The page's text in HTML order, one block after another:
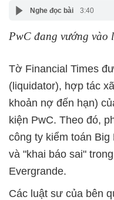
Nghe đọc bài 3:40
PwC đang vướng vào
Tờ Financial Times
(liquidator), hợp tác
khoản nợ đến hạn)
kiện PwC. Theo đó,
công ty kiểm toán
và "khai báo sai"
Evergrande.
Các luật sư của bên